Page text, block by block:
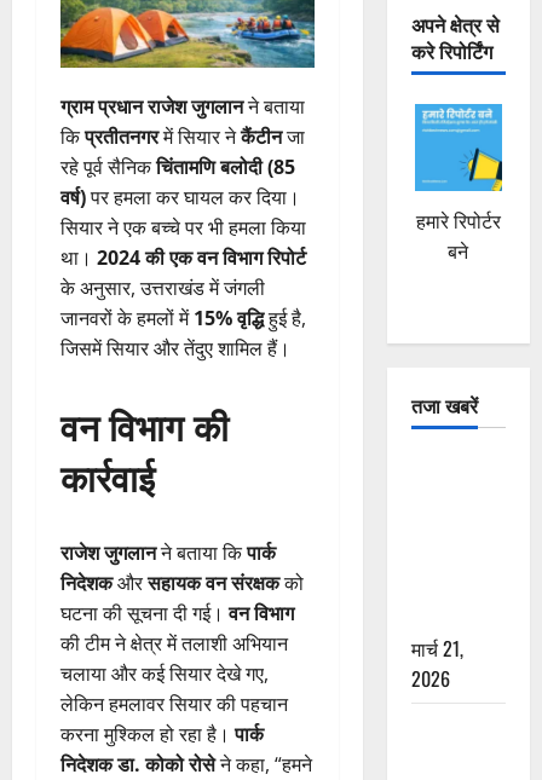
ग्राम प्रधान राजेश जुगलानने बताया
किप्रतीतनगरमें सियार नेकैंटीनजा
रहे पूर्व सैनिकचिंतामणि बलोदी (85
वर्ष)पर हमला कर घायल कर दिया।
सियार ने एक बच्चे पर भी हमला किया
था। 2024 की एक वन विभाग रिपोर्ट
के अनुसार, उत्तराखंड में जंगली
जानवरों के हमलों में15% वृद्धिहुई है,
जिसमें सियार और तेंदुए शामिल हैं।
वन विभाग की
कार्रवाई
राजेश जुगलानने बताया किपार्क
निदेशकऔरसहायक वन संरक्षकको
घटना की सूचना दी गई।वन विभाग
की टीम ने क्षेत्र में तलाशी अभियान
चलाया और कई सियार देखे गए,
लेकिन हमलावर सियार की पहचान
करना मुश्किल हो रहा है।पार्क
निदेशक डा. कोको रोसेने कहा, “हमने
अपने क्षेत्र से
करे रिपोर्टिंग
हमारे रिपोर्टर
बने
तजा खबरें
मार्च 21,
2026